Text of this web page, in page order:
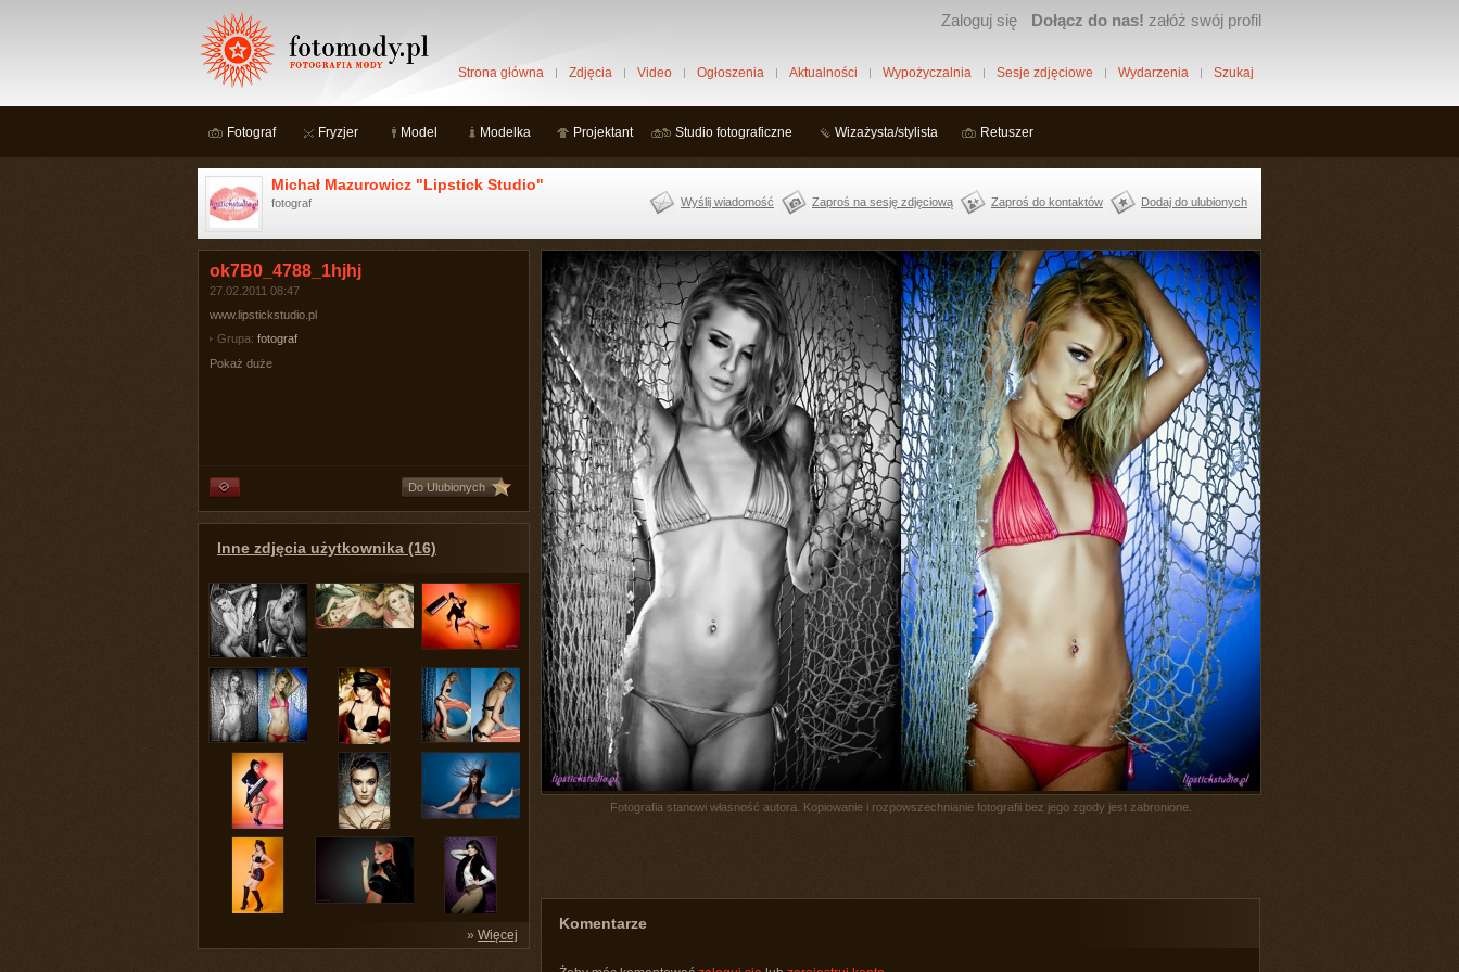
Zaloguj się Dołącz do nas! załóż swój profil
Strona główna Zdjęcia Video Ogłoszenia Aktualności Wypożyczalnia Sesje zdjęciowe Wydarzenia Szukaj
Fotograf Fryzjer Model Modelka Projektant Studio fotograficzne Wizażysta/stylista Retuszer
Michał Mazurowicz "Lipstick Studio"
fotograf Wyślij wiadomość Zaproś na sesję zdjęciową Zaproś do kontaktów Dodaj do ulubionych
ok7B0_4788_1hjhj
27.02.2011 08:47
www.lipstickstudio.pl
Grupa: fotograf
Pokaż duże
Do Ulubionych
Inne zdjęcia użytkownika (16)
» Więcej
Fotografia stanowi własność autora. Kopiowanie i rozpowszechnianie fotografii bez jego zgody jest zabronione.
Komentarze